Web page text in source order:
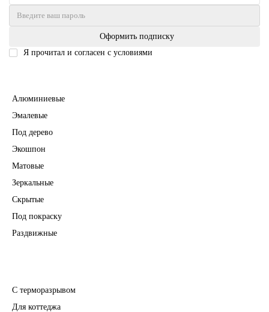
Оформить подписку
Я прочитал и согласен с условиями
Алюминиевые
Эмалевые
Под дерево
Экошпон
Матовые
Зеркальные
Скрытые
Под покраску
Раздвижные
С терморазрывом
Для коттеджа